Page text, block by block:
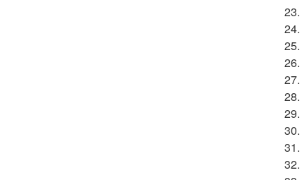
23.
24.
25.
26.
27.
28.
29.
30.
31.
32.